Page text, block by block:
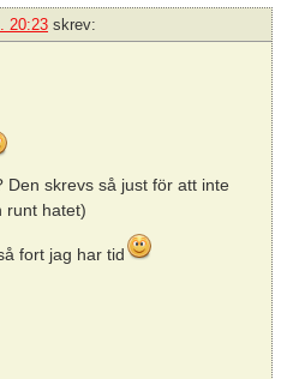
20:23 skrev:
Den skrevs så just för att inte
runt hatet)
fort jag har tid